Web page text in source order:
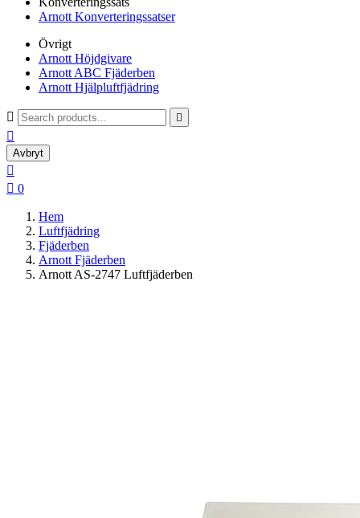
Arnott Konverteringssatser
Övrigt
Arnott Höjdgivare
Arnott ABC Fjäderben
Arnott Hjälpluftfjädring
 

Avbryt

 0
Hem
Luftfjädring
Fjäderben
Arnott Fjäderben
Arnott AS-2747 Luftfjäderben